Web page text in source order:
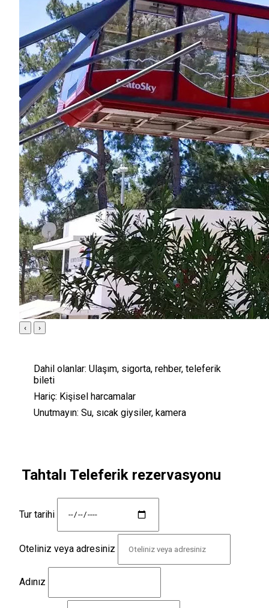
‹ ›
Dahil olanlar: Ulaşım, sigorta, rehber, teleferik
bileti
Hariç: Kişisel harcamalar
Unutmayın: Su, sıcak giysiler, kamera
Tahtalı Teleferik rezervasyonu
Tur tarihi
Oteliniz veya adresiniz
Adınız